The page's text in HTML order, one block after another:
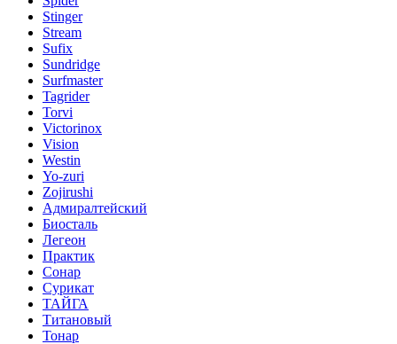
Stinger
Stream
Sufix
Sundridge
Surfmaster
Tagrider
Torvi
Victorinox
Vision
Westin
Yo-zuri
Zojirushi
Адмиралтейский
Биосталь
Легеон
Практик
Сонар
Сурикат
ТАЙГА
Титановый
Тонар